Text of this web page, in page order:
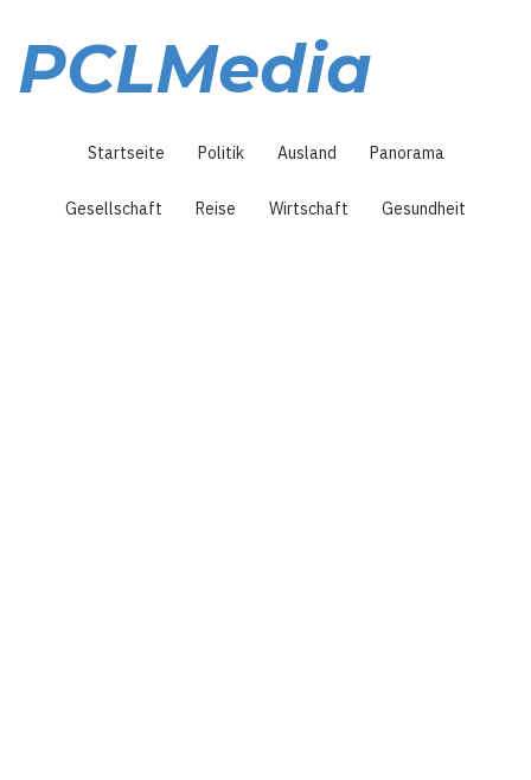
Inhalt
PCLMedia
Startseite Politik Ausland Panorama
Gesellschaft Reise Wirtschaft Gesundheit